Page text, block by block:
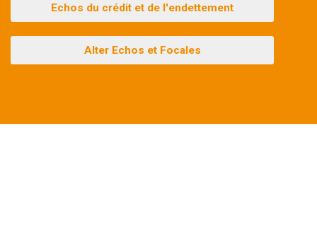
Echos du crédit et de l'endettement
Alter Echos et Focales